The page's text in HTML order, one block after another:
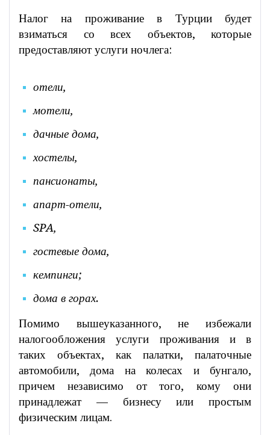
Налог на проживание в Турции будет
взиматься со всех объектов, которые
предоставляют услуги ночлега:
отели,
мотели,
дачные дома,
хостелы,
пансионаты,
апарт-отели,
SPA,
гостевые дома,
кемпинги;
дома в горах.
Помимо вышеуказанного, не избежали
налогообложения услуги проживания и в
таких объектах, как палатки, палаточные
автомобили, дома на колесах и бунгало,
причем независимо от того, кому они
принадлежат — бизнесу или простым
физическим лицам.